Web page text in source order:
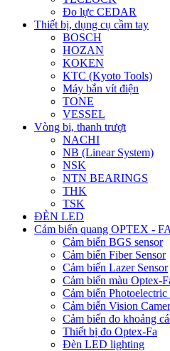
Đo lực CEDAR
Thiết bị, dụng cụ cầm tay
BOSCH
HOZAN
KOKEN
KTC (Kyoto Tools)
Máy bắn vít điện
TONE
VESSEL
Vòng bi, thanh trượt
NACHI
NB (Linear System)
NSK
NTN BEARINGS
THK
TSK
ĐÈN LED
Cảm biến quang OPTEX - FA
Cảm biến BGS sensor
Cảm biến Fiber Sensor
Cảm biến Lazer Sensor
Cảm biến màu Optex-
Cảm biến Photoelectric
Cảm biến Vision
Cảm biến đo khoảng
Thiết bị đo Optex-Fa
Đèn LED lighting